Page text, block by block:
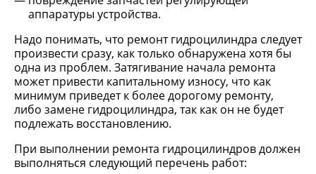
аппаратуры устройства.
Надо понимать, что ремонт гидроцилиндра следует
произвести сразу, как только обнаружена хотя бы
одна из проблем. Затягивание начала ремонта
может привести капитальному износу, что как
минимум приведет к более дорогому ремонту,
либо замене гидроцилиндра, так как он не будет
подлежать восстановлению.
При выполнении ремонта гидроцилиндров должен
выполняться следующий перечень работ: